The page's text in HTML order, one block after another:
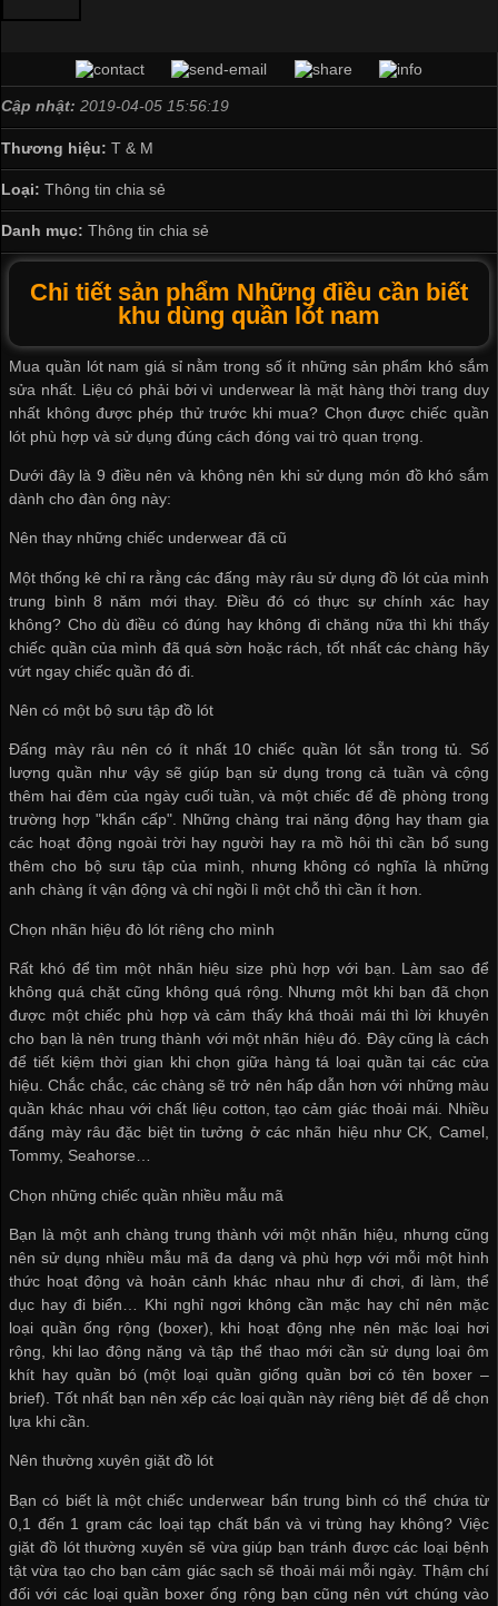
Cập nhật: 2019-04-05 15:56:19
Thương hiệu: T & M
Loại: Thông tin chia sẻ
Danh mục: Thông tin chia sẻ
Chi tiết sản phẩm Những điều cần biết
khu dùng quần lót nam
Mua quần lót nam giá sỉnằm trong số ít những sản phẩm khó sắm
sửa nhất. Liệu có phải bởi vì underwear là mặt hàng thời trang duy
nhất không được phép thử trước khi mua? Chọn được chiếc quần
lót phù hợp và sử dụng đúng cách đóng vai trò quan trọng.
Dưới đây là 9 điều nên và không nên khi sử dụng món đồ khó sắm
dành cho đàn ông này:
Nên thay những chiếc underwear đã cũ
Một thống kê chỉ ra rằng các đấng mày râu sử dụng đồ lót của mình
trung bình 8 năm mới thay. Điều đó có thực sự chính xác hay
không? Cho dù điều có đúng hay không đi chăng nữa thì khi thấy
chiếc quần của mình đã quá sờn hoặc rách, tốt nhất các chàng hãy
vứt ngay chiếc quần đó đi.
Nên có một bộ sưu tập đồ lót
Đấng mày râu nên có ít nhất 10 chiếc quần lót sẵn trong tủ. Số
lượng quần như vậy sẽ giúp bạn sử dụng trong cả tuần và cộng
thêm hai đêm của ngày cuối tuần, và một chiếc để đề phòng trong
trường hợp "khẩn cấp". Những chàng trai năng động hay tham gia
các hoạt động ngoài trời hay người hay ra mồ hôi thì cần bổ sung
thêm cho bộ sưu tập của mình, nhưng không có nghĩa là những
anh chàng ít vận động và chỉ ngồi lì một chỗ thì cần ít hơn.
Chọn nhãn hiệu đò lót riêng cho mình
Rất khó để tìm một nhãn hiệu size phù hợp với bạn. Làm sao để
không quá chặt cũng không quá rộng. Nhưng một khi bạn đã chọn
được một chiếc phù hợp và cảm thấy khá thoải mái thì lời khuyên
cho bạn là nên trung thành với một nhãn hiệu đó. Đây cũng là cách
để tiết kiệm thời gian khi chọn giữa hàng tá loại quần tại các cửa
hiệu. Chắc chắc, các chàng sẽ trở nên hấp dẫn hơn với những màu
quần khác nhau với chất liệu cotton, tạo cảm giác thoải mái. Nhiều
đấng mày râu đặc biệt tin tưởng ở các nhãn hiệu như CK, Camel,
Tommy, Seahorse…
Chọn những chiếc quần nhiều mẫu mã
Bạn là một anh chàng trung thành với một nhãn hiệu, nhưng cũng
nên sử dụng nhiều mẫu mã đa dạng và phù hợp với mỗi một hình
thức hoạt động và hoản cảnh khác nhau như đi chơi, đi làm, thể
dục hay đi biển… Khi nghỉ ngơi không cần mặc hay chỉ nên mặc
loại quần ống rộng (boxer), khi hoạt động nhẹ nên mặc loại hơi
rộng, khi lao động nặng và tập thể thao mới cần sử dụng loại ôm
khít hay quần bó (một loại quần giống quần bơi có tên boxer –
brief). Tốt nhất bạn nên xếp các loại quần này riêng biệt để dễ chọn
lựa khi cần.
Nên thường xuyên giặt đồ lót
Bạn có biết là một chiếc underwear bẩn trung bình có thể chứa từ
0,1 đến 1 gram các loại tạp chất bẩn và vi trùng hay không? Việc
giặt đồ lót thường xuyên sẽ vừa giúp bạn tránh được các loại bệnh
tật vừa tạo cho bạn cảm giác sạch sẽ thoải mái mỗi ngày. Thậm chí
đối với các loại quần boxer ống rộng bạn cũng nên vứt chúng vào